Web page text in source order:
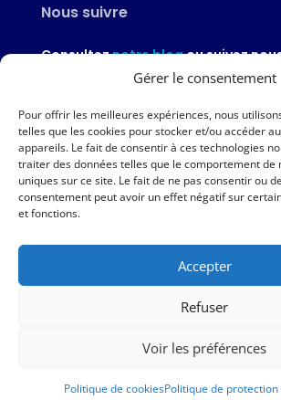
Gérer le consentement
Pour offrir les meilleures expériences, nous
telles que les cookies pour stocker et/ou accéder
appareils. Le fait de consentir à ces technologies
traiter des données telles que le comportement de
uniques sur ce site. Le fait de ne pas consentir ou
consentement peut avoir un effet négatif sur
et fonctions.
Accepter
Refuser
Voir les préférences
Politique de cookiesPolitique de protection
Nous suivre
Consulteznotre blogou suivez
Nous contacter
02 97 46 51 97
Nous écrire
AMPER – 6 avenue du Général Borgnis-
Politique de
Politique de cookies